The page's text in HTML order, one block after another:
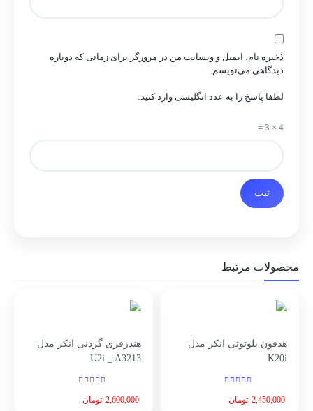
ذخیره نام، ایمیل و وبسایت من در مرورگر برای زمانی که دوباره
دیدگاهی می‌نویسم.
لطفا پاسخ را به عدد انگلیسی وارد کنید:
4 × 3 =
محصولات مرتبط
هدفون بلوتوثی انکر مدل
K20i
تومان
هندزفری گردنی انکر مدل
U2i _ A3213
تومان